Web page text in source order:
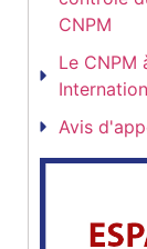
CNPM
Le CNPM
Avis